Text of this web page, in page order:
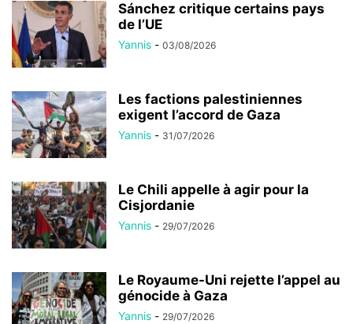
Sánchez critique certains pays
de l’UE
Yannis - 03/08/2026
Les factions palestiniennes
exigent l’accord de Gaza
Yannis - 31/07/2026
Le Chili appelle à agir pour la
Cisjordanie
Yannis - 29/07/2026
Le Royaume-Uni rejette l’appel au
génocide à Gaza
Yannis - 29/07/2026